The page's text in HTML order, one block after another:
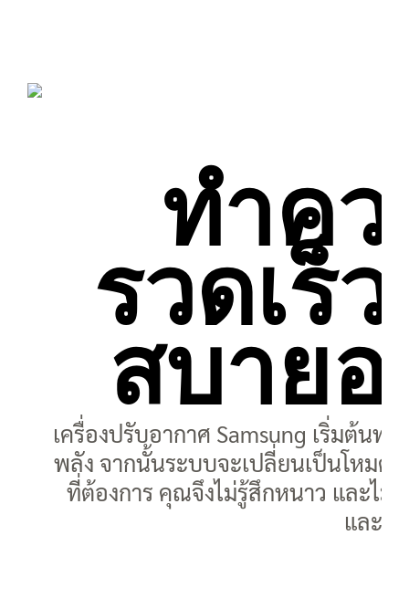
ทำคว
รวดเร็
สบายอ
เครื่องปรับอากาศ Samsung เริ่มต้นท
พลัง จากนั้นระบบจะเปลี่ยนเป็นโหมด
ที่ต้องการ คุณจึงไม่รู้สึกหนาว และไม่
และเ